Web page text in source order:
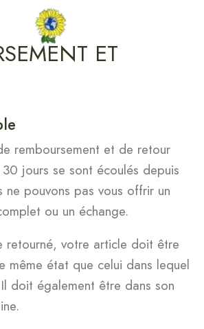
ET
remboursement et de retour
jours se sont écoulés depuis
ne pouvons pas vous offrir un
ou un échange.
retourné, votre article doit être
même état que celui dans lequel
Il doit également être dans son